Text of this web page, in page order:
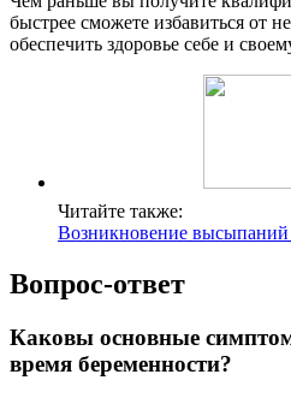
быстрее сможете избавиться от
обеспечить здоровье себе и
Читайте также:
Возникновение
Вопрос-ответ
Каковы основные
время беременности?